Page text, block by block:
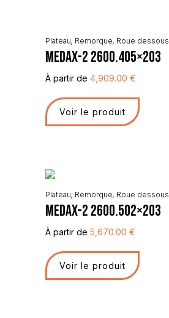
Plateau, Remorque, Roue dessous
Medax-2 2600.405×203
À partir de 4,909.00 €
Voir le produit
Plateau, Remorque, Roue dessous
Medax-2 2600.502×203
À partir de 5,670.00 €
Voir le produit